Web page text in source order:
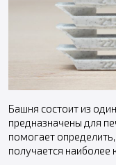
Башня состоит из
предназначены для
помогает
получается наиболее